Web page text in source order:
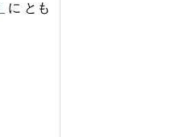
に とも